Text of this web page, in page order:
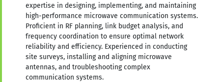
expertise in designing, implementing, and maintaining
high-performance microwave communication systems.
Proficient in RF planning, link budget analysis, and
frequency coordination to ensure optimal network
reliability and efficiency. Experienced in conducting
site surveys, installing and aligning microwave
antennas, and troubleshooting complex
communication systems.